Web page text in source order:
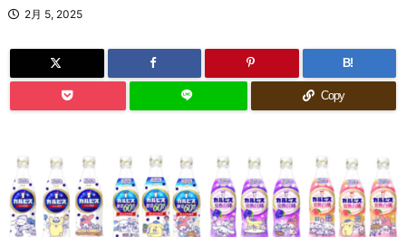
2月 5, 2025
B!
Copy